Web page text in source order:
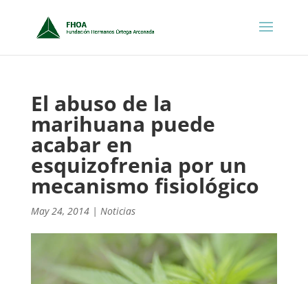
El abuso de la
marihuana puede
acabar en
esquizofrenia por un
mecanismo fisiológico
May 24, 2014| Noticias